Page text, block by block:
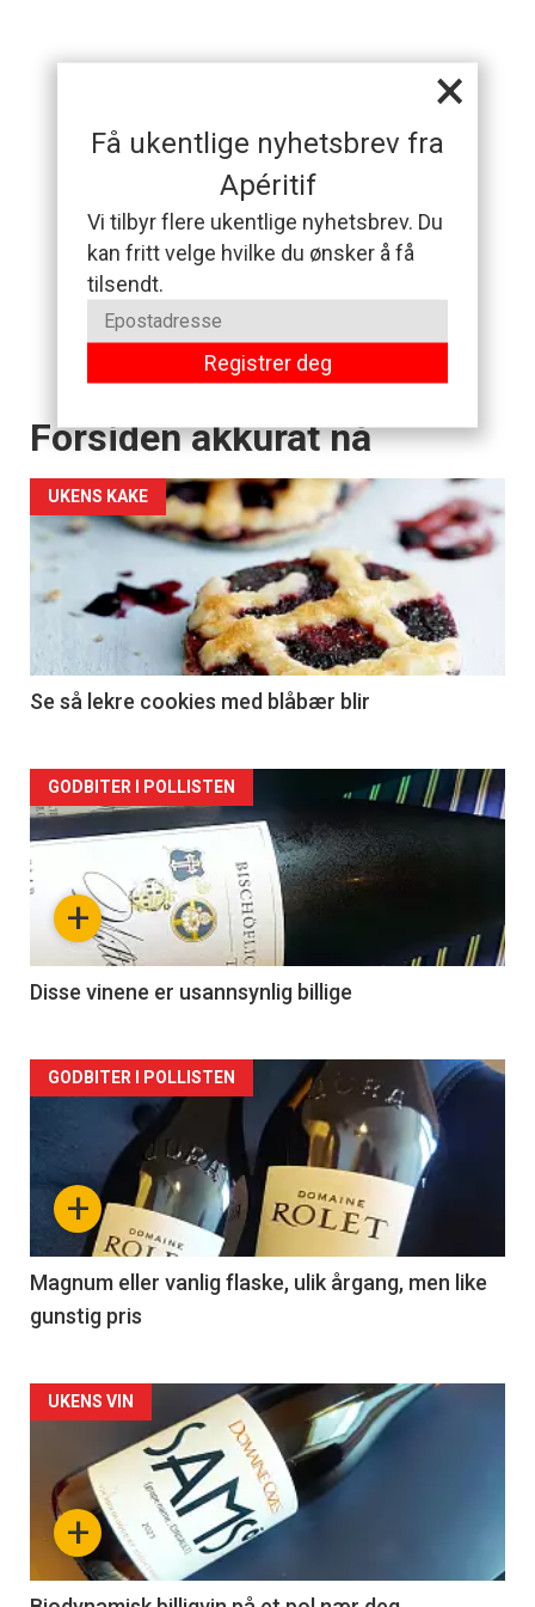
×
Få ukentlige nyhetsbrev fra
Apéritif
Vi tilbyr flere ukentlige nyhetsbrev. Du
kan fritt velge hvilke du ønsker å få
tilsendt.
Registrer deg
Forsiden akkurat nå
UKENS KAKE
Se så lekre cookies med blåbær blir
Forsiden
akkurat
nå
2
+
GODBITER I POLLISTEN
Disse vinene er usannsynlig billige
Forsiden
akkurat
nå
3
+
GODBITER I POLLISTEN
Magnum eller vanlig flaske, ulik årgang, men like
gunstig pris
Forsiden
akkurat
nå+
UKENS VIN